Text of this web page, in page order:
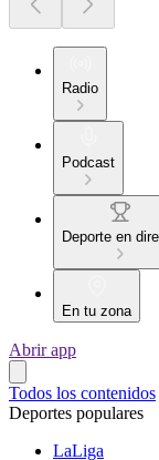
Radio
Podcast
Deporte en
En tu zona
Abrir app
Todos los contenidos
Deportes populares
LaLiga